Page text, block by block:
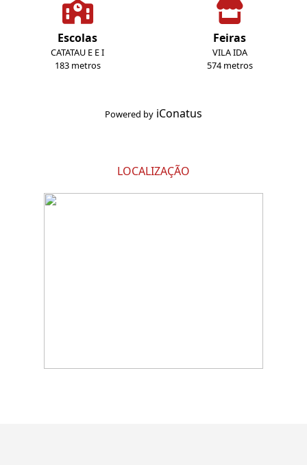
Escolas
CATATAU E E I
183 metros
Feiras
VILA IDA
574 metros
Powered by iConatus
LOCALIZAÇÃO